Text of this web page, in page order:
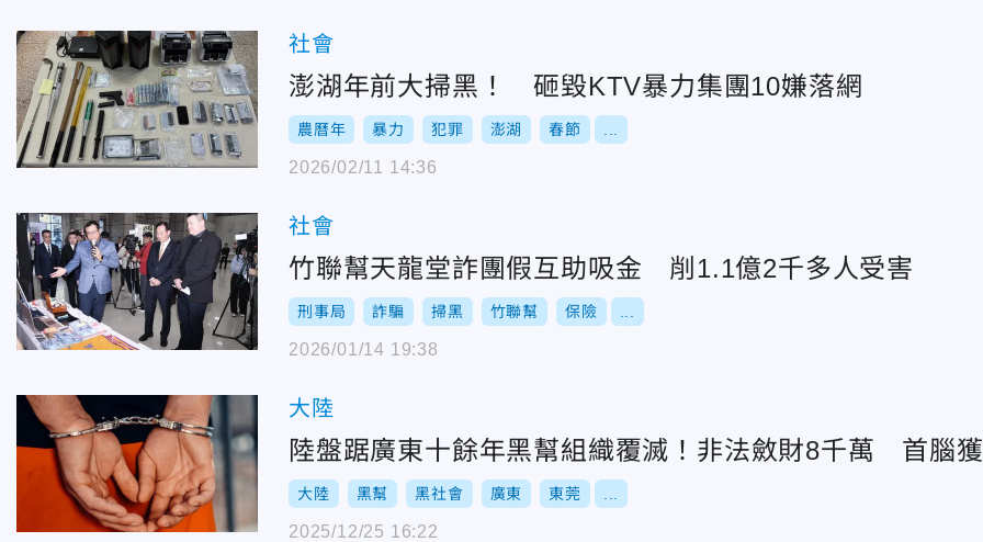
社會
澎湖年前大掃黑！ 砸毀KTV暴力集團10嫌落網
農曆年 暴力 犯罪 澎湖 春節
2026/02/11 14:36
社會
竹聯幫天龍堂詐團假互助吸金 削1.1億2千多人受害
刑事局 詐騙 掃黑 竹聯幫 保險
2026/01/14 19:38
大陸
陸盤踞廣東十餘年黑幫組織覆滅！非法斂財8千萬 首腦
大陸 黑幫 黑社會 廣東 東莞
2025/12/25 16:22